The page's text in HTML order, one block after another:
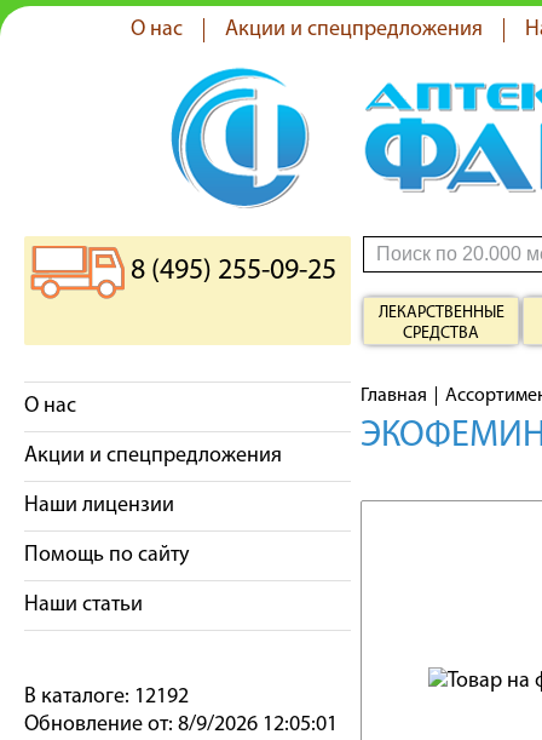
О нас Акции и спецпредложения
8 (495) 255-09-25
ЛЕКАРСТВЕННЫЕ
СРЕДСТВА
О нас
Акции и спецпредложения
Наши лицензии
Помощь по сайту
Наши статьи
В каталоге: 12192
Обновление от: 8/9/2026 12:05:01
Главная